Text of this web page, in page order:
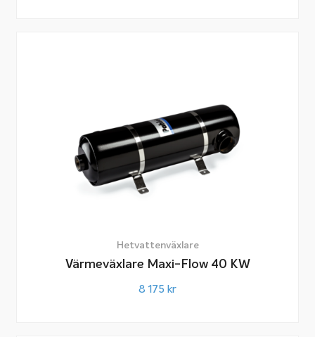
Hetvattenväxlare
Värmeväxlare Maxi-Flow 40 KW
8 175 kr